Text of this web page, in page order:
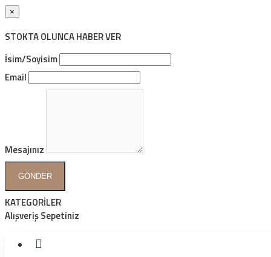
×
STOKTA OLUNCA HABER VER
İsim/Soyisim
Email
Mesajınız
GÖNDER
KATEGORİLER
Alışveriş Sepetiniz